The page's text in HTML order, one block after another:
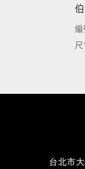
編
尺
台北市